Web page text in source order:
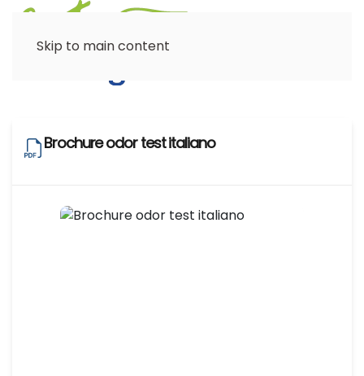
Skip to main content
Brochure odor test italiano